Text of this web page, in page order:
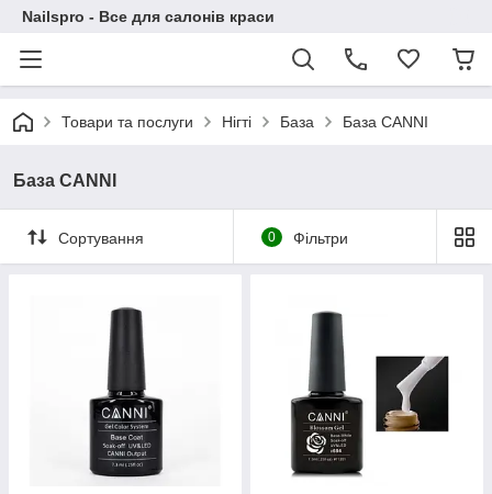
Nailspro - Все для салонів краси
Товари та послуги Нігті База База CANNI
База CANNI
Сортування 0 Фільтри